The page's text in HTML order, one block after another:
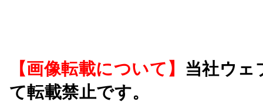
【画像転載について】 当社ウェ
て転載禁止です。